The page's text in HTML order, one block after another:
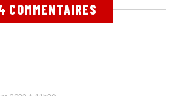
COMMENTAIRES